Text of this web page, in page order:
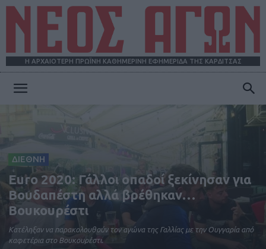
Η ΑΡΧΑΙΟΤΕΡΗ ΠΡΩΪΝΗ ΚΑΘΗΜΕΡΙΝΗ ΕΦΗΜΕΡΙΔΑ ΤΗΣ ΚΑΡΔΙΤΣΑΣ
ΔΙΕΘΝΗ
Euro 2020: Γάλλοι οπαδοί ξεκίνησαν για
Βουδαπέστη αλλά βρέθηκαν…
Βουκουρέστι
Κατέληξαν να παρακολουθούν τον αγώνα της Γαλλίας με την Ουγγαρία από
καφετέρια στο Βουκουρέστι.